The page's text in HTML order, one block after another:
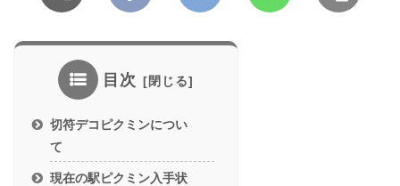
目次
切符デコピクミンについ
て
現在の駅ピクミン入手状